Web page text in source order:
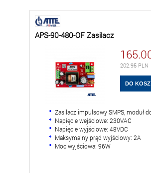
APS-90-480-OF Zasilacz
202.95 PLN
Zasilacz impulsowy SMPS, moduł
Napięcie wejściowe: 230VAC
Napięcie wyjściowe: 48VDC
Maksymalny prąd wyjściowy: 2A
Moc wyjściowa: 96W